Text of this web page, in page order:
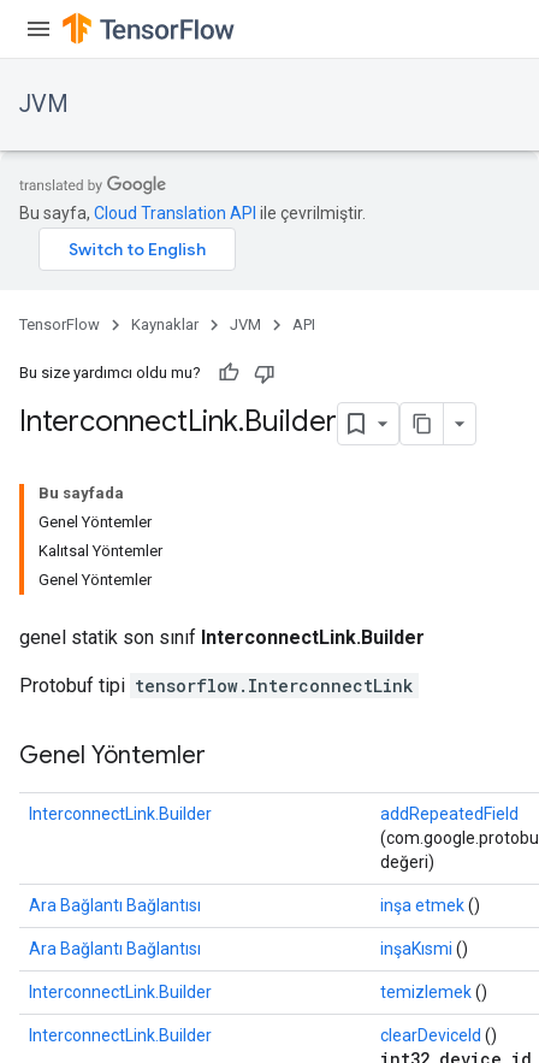
JVM
Bu sayfa, Cloud Translation API ile çevrilmiştir.
TensorFlow Kaynaklar JVM API
Bu size yardımcı oldu mu?
InterconnectLink.Builder
Bu sayfada
Genel Yöntemler
Kalıtsal Yöntemler
Genel Yöntemler
genel statik son sınıf InterconnectLink.Builder
Protobuf tipi tensorflow.InterconnectLink
Genel Yöntemler
InterconnectLink.Builder
addRepeatedField
değeri)
Ara Bağlantı Bağlantısı inşa etmek()
Ara Bağlantı Bağlantısı inşaKısmi ()
InterconnectLink.Builder temizlemek()
InterconnectLink.Builder clearDeviceId ()